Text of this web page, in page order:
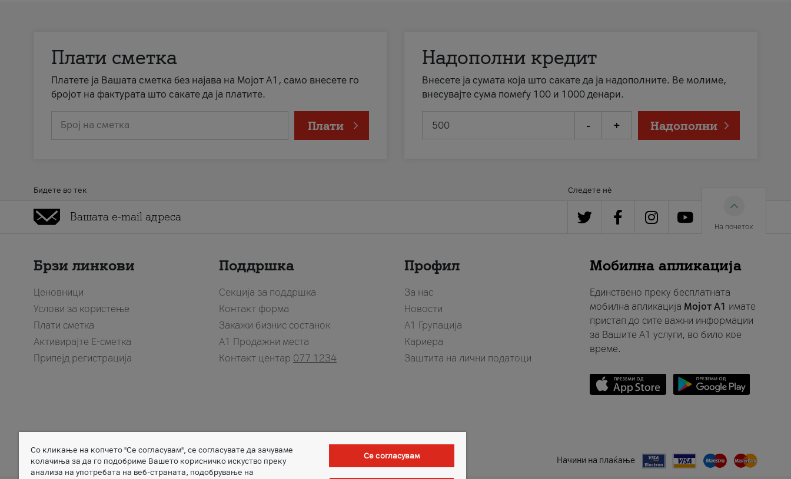
Плати сметка
Платете ја Вашата сметка без најава на Мојот А1, само внесете го
бројот на фактурата што сакате да ја платите.
Број на сметка Плати
Надополни кредит
Внесете ја сумата која што сакате да ја надополните. Ве молиме,
внесувајте сума помеѓу 100 и 1000 денари.
- + Надополни
Бидете во тек Следете нè
На почеток
Брзи линкови
Ценовници
Услови за користење
Плати сметка
Активирајте Е-сметка
Припејд регистрација
Поддршка
Секција за поддршка
Контакт форма
Закажи бизнис состанок
A1 Продажни места
Контакт центар 077 1234
Профил
За нас
Новости
А1 Групација
Кариера
Заштита на лични податоци
Мобилна апликација
Единствено преку бесплатната
мобилна апликација Мојот A1 имате
пристап до сите важни информации
за Вашите A1 услуги, во било кое
време.
Member of Начини на плаќање
Со кликање на копчето "Се согласувам", се согласувате да зачуваме
колачиња за да го подобриме Вашето корисничко искуство преку
анализа на употребата на веб-страната, подобрување на
Се согласувам